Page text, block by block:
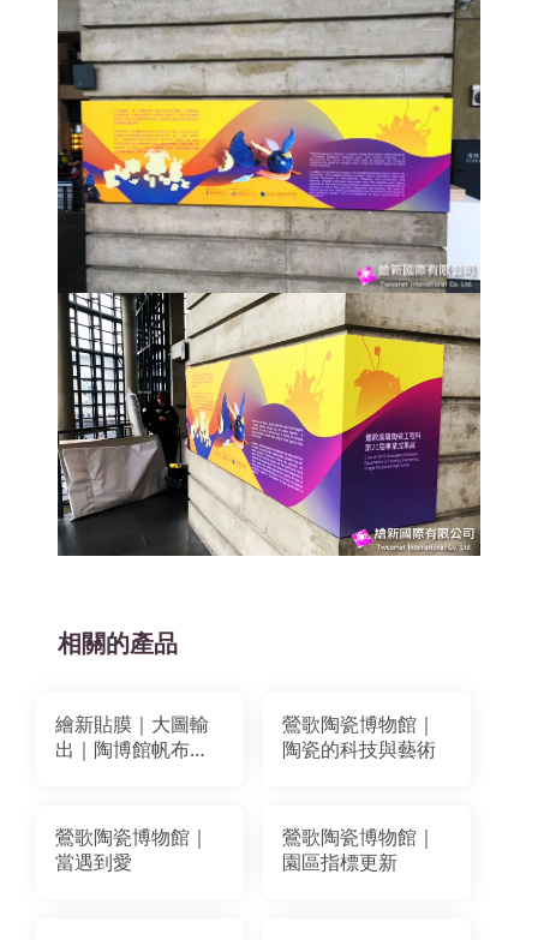
相關的產品
繪新貼膜｜大圖輸
出｜陶博館帆布施
鶯歌陶瓷博物館｜
陶瓷的科技與藝術
鶯歌陶瓷博物館｜
當遇到愛
鶯歌陶瓷博物館｜
園區指標更新